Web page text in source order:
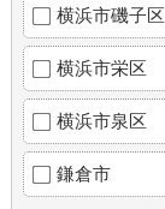
横浜市磯子区
横浜市栄区
横浜市泉区
鎌倉市